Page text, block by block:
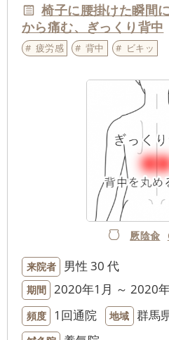
椅子に腰掛けた瞬間
から痛む、ぎっくり背中
疲労感 背中 ビキッ
厥陰兪
来院者 男性 30 代
期間 2020年1月 ～ 2020
頻度 1回通院 地域 群馬